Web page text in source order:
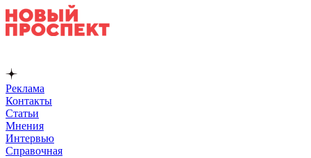
Реклама
Контакты
Статьи
Мнения
Интервью
Справочная